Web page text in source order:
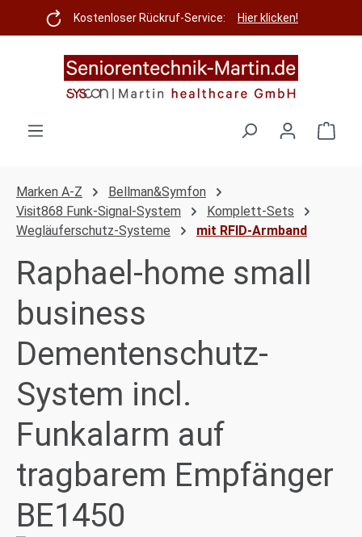
Zum Hauptinhalt springen
Kostenloser Rückruf-Service: Hier klicken!
Marken A-Z
Bellman&Symfon
Visit868 Funk-Signal-System
Komplett-Sets
Wegläuferschutz-Systeme
mit RFID-Armband
Raphael-home small
business
Dementenschutz-
System incl.
Funkalarm auf
tragbarem Empfänger
BE1450